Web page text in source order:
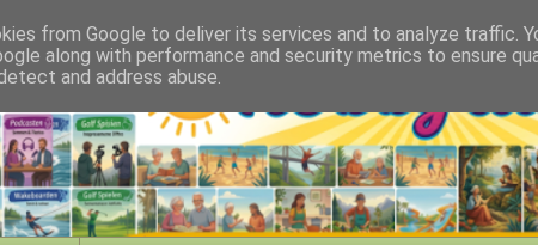
from Google to deliver its services and to analyze traffic.
along with performance and security metrics to ensure
and address abuse.